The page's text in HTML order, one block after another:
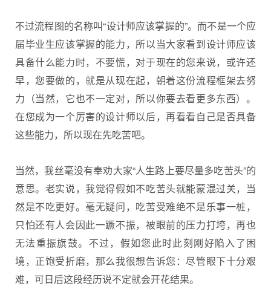
不过流程图的名称叫“设计师应该掌握的”。而不是一个应
届毕业生应该掌握的能力，所以当大家看到设计师应该
具备什么能力时，不要慌，对于现在的您来说，或许还
早，您要做的，就是从现在起，朝着这份流程框架去努
力（当然，它也不一定对，所以你要去看更多东西）。
在您成为一个厉害的设计师以后，再看看自己是否具备
这些能力，所以现在先吃苦吧。
当然，我丝毫没有奉劝大家“人生路上要尽量多吃苦头”的
意思。老实说，我觉得假如不吃苦头就能蒙混过关，当
然是不吃更好。毫无疑问，吃苦受难绝不是乐事一桩，
只怕还有人会因此一蹶不振，被眼前的压力打垮，再也
无法重振旗鼓。不过，假如您此时此刻刚好陷入了困
境，正饱受折磨，那么我很想告诉您：尽管眼下十分艰
难，可日后这段经历说不定就会开花结果。